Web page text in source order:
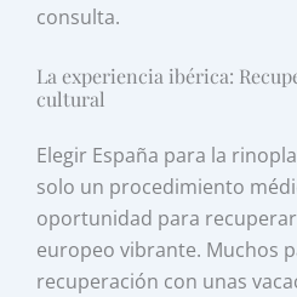
consulta.
La experiencia ibérica:
cultural
Elegir España para la
solo un procedimiento
oportunidad para
europeo vibrante. Muchos
recuperación con unas